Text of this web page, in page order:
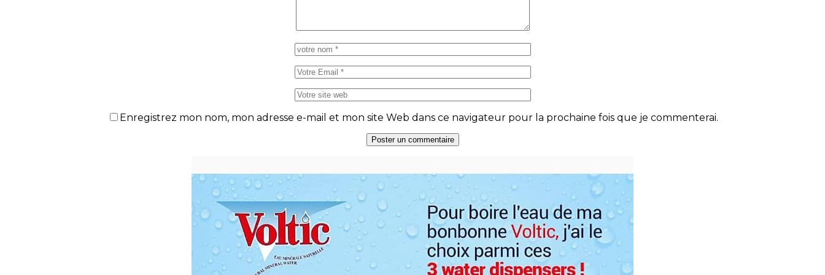
Enregistrez mon nom, mon adresse e-mail et mon site Web dans ce navigateur pour la prochaine fois que je commenterai.